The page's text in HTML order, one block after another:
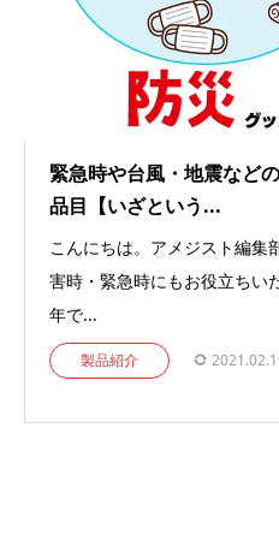
緊急時や台風・地震など
品目【いざという...
こんにちは。アメジスト編集
害時・緊急時にもお役立ちい
年で...
製品紹介